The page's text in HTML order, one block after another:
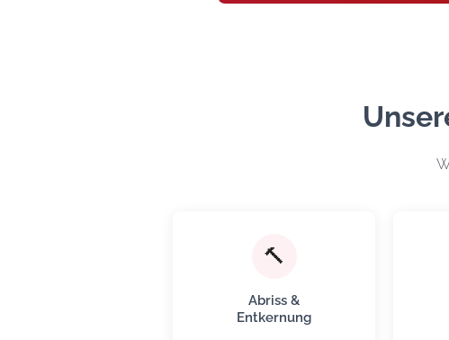
🔨
Abriss &
Entkernung